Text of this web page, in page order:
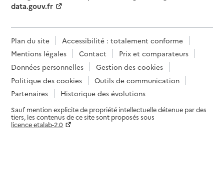
data.gouv.fr
Plan du site
Accessibilité : totalement conforme
Mentions légales
Contact
Prix et comparateurs
Données personnelles
Gestion des cookies
Politique des cookies
Outils de communication
Partenaires
Historique des évolutions
Sauf mention explicite de propriété intellectuelle détenue par des
tiers, les contenus de ce site sont proposés sous
licence etalab-2.0